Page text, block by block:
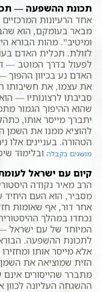
תכונת ההשפעה —
אחד הרעיונות
מבאר בעומקם, הוא
ומיטיב”. מהות הבורא
לזולת. תכלית האדם
לפעול בדרך המוטב —
האדם נע בכיוון
את עצמו, את חשיבותו
סביבתו לרצונותיו —
שהוא ההיפוך הגמור
יתברך מייסר אותו,
להוציא ממנו את
הטהורה. בעניינים אלו
מושגים בקבלה ובלימוד
קיום עם ישראל
הרב מאיר נקודה
מסביר, הוא העם היחיד
אחר דור, אף שאומות
נכחדו במהלך
המיוחד של עם ישראל
לתכונת ההשפעה.
אלא מייסר אותו
הזית שמוציאה את
מתברר שהייסורים
ההשגחה העליונה